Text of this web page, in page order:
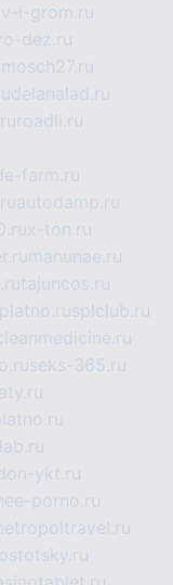
i-grom.ru
dez.ru
delanalad.ru
roadli.ru
farm.ru
autodamp.ru
x-ton.ru
manunae.ru
tajuncos.ru
splclub.ru
seks-365.ru
ykt.ru
porno.ru
rostotsky.ru